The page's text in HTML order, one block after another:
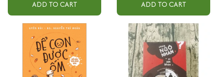
ADD TO CART ADD TO CART